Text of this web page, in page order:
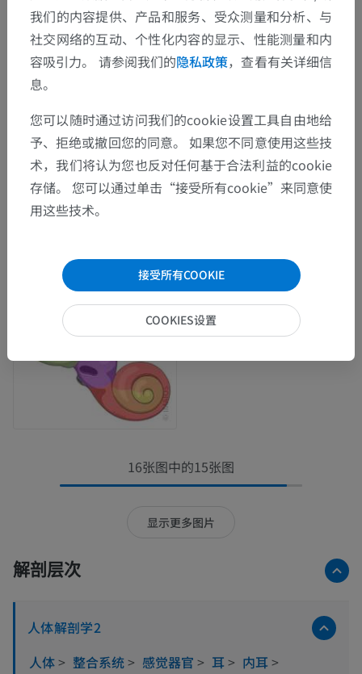
16张图中的15张图
显示更多图片
解剖层次
人体解剖学2
人体> 整合系统> 感觉器官 > 耳 > 内耳 >
我们的内容提供、产品和服务、受众测量和分析、与
社交网络的互动、个性化内容的显示、性能测量和内
容吸引力。 请参阅我们的隐私政策，查看有关详细信
息。
您可以随时通过访问我们的cookie设置工具自由地给
予、拒绝或撤回您的同意。 如果您不同意使用这些技
术，我们将认为您也反对任何基于合法利益的cookie
存储。 您可以通过单击“接受所有cookie”来同意使
用这些技术。
接受所有COOKIE
COOKIES设置